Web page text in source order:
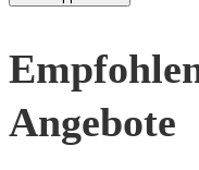
Angebote